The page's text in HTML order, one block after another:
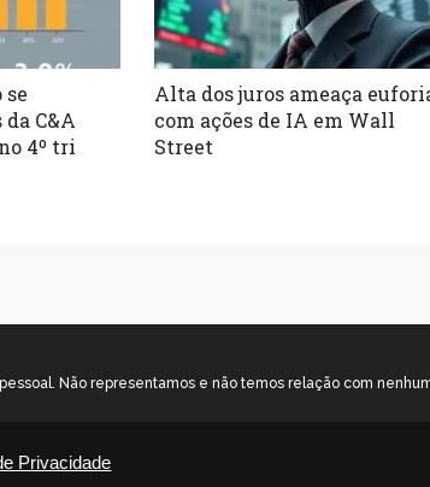
Privacidade
C&A
4º tri
Alta dos juros ameaça
com ações de IA em Wall
Street
Não representamos e não temos relação com